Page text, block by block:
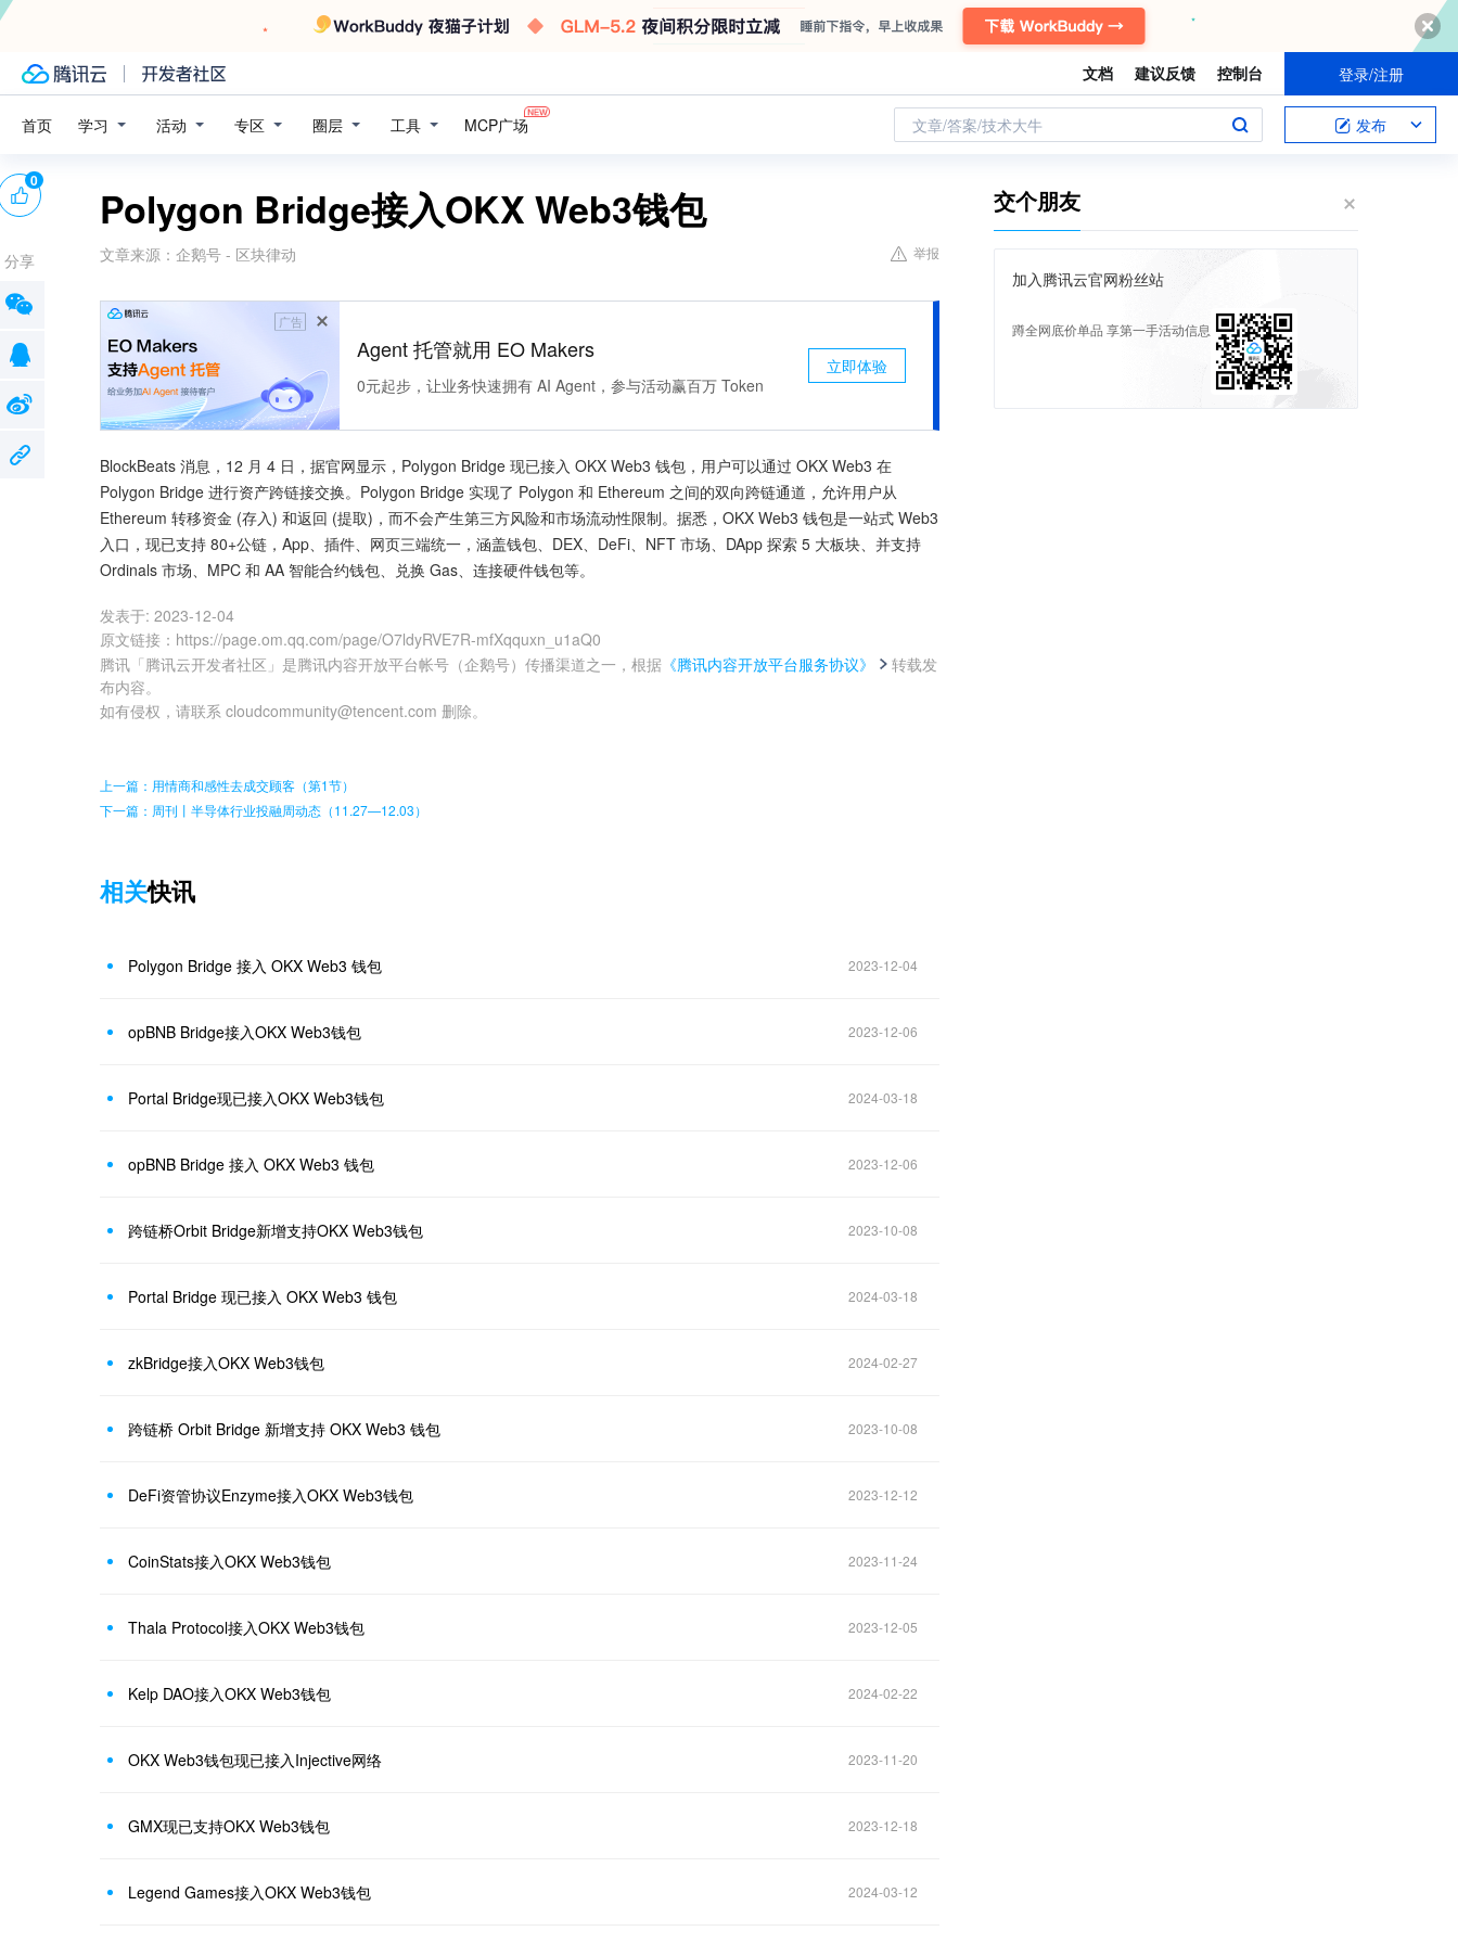
文档 建议反馈 控制台 登录/注册
首页 学习 活动 专区 圈层 工具 MCP广场 文章/答案/技术大牛 发布
Polygon Bridge接入OKX Web3钱包
文章来源： 企鹅号 - 区块律动 举报
广告
Agent 托管就用 EO Makers
0元起步，让业务快速拥有 AI Agent，参与活动赢百万 Token
立即体验
BlockBeats 消息，12 月 4 日，据官网显示，Polygon Bridge 现已接入 OKX Web3 钱包，用户可以通过 OKX Web3 在
Polygon Bridge 进行资产跨链接交换。Polygon Bridge 实现了 Polygon 和 Ethereum 之间的双向跨链通道，允许用户从
Ethereum 转移资金 (存入) 和返回 (提取)，而不会产生第三方风险和市场流动性限制。据悉，OKX Web3 钱包是一站式 Web3
入口，现已支持 80+公链，App、插件、网页三端统一，涵盖钱包、DEX、DeFi、NFT 市场、DApp 探索 5 大板块、并支持
Ordinals 市场、MPC 和 AA 智能合约钱包、兑换 Gas、连接硬件钱包等。
发表于: 2023-12-04
原文链接 ： https://page.om.qq.com/page/O7ldyRVE7R-mfXqquxn_u1aQ0
腾讯「腾讯云开发者社区」是腾讯内容开放平台帐号（企鹅号）传播渠道之一，根据 《腾讯内容开放平台服务协议》
转载发
布内容。
如有侵权，请联系 cloudcommunity@tencent.com 删除。
0
分享
上一篇：用情商和感性去成交顾客（第1节）
下一篇：周刊丨半导体行业投融周动态（11.27—12.03）
相关快讯
Polygon Bridge 接入 OKX Web3 钱包 2023-12-04
opBNB Bridge接入OKX Web3钱包 2023-12-06
Portal Bridge现已接入OKX Web3钱包 2024-03-18
opBNB Bridge 接入 OKX Web3 钱包 2023-12-06
跨链桥Orbit Bridge新增支持OKX Web3钱包 2023-10-08
Portal Bridge 现已接入 OKX Web3 钱包 2024-03-18
zkBridge接入OKX Web3钱包 2024-02-27
跨链桥 Orbit Bridge 新增支持 OKX Web3 钱包 2023-10-08
DeFi资管协议Enzyme接入OKX Web3钱包 2023-12-12
CoinStats接入OKX Web3钱包 2023-11-24
Thala Protocol接入OKX Web3钱包 2023-12-05
Kelp DAO接入OKX Web3钱包 2024-02-22
OKX Web3钱包现已接入Injective网络 2023-11-20
GMX现已支持OKX Web3钱包 2023-12-18
Legend Games接入OKX Web3钱包 2024-03-12
交个朋友
加入腾讯云官网粉丝站
蹲全网底价单品 享第一手活动信息